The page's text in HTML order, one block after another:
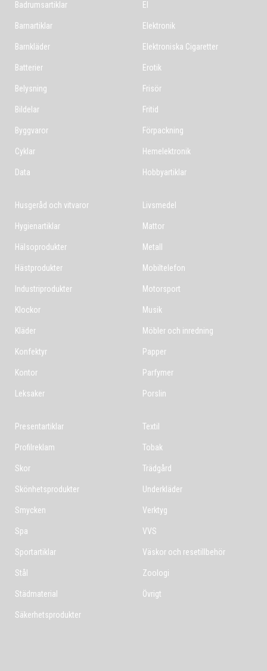
Badrumsartiklar
Barnartiklar
Barnkläder
Batterier
Belysning
Bildelar
Byggvaror
Cyklar
Data
El
Elektronik
Elektroniska Cigaretter
Erotik
Frisör
Fritid
Förpackning
Hemelektronik
Hobbyartiklar
Husgeråd och vitvaror
Hygienartiklar
Hälsoprodukter
Hästprodukter
Industriprodukter
Klockor
Kläder
Konfektyr
Kontor
Leksaker
Livsmedel
Mattor
Metall
Mobiltelefon
Motorsport
Musik
Möbler och inredning
Papper
Parfymer
Porslin
Presentartiklar
Profilreklam
Skor
Skönhetsprodukter
Smycken
Spa
Sportartiklar
Stål
Städmaterial
Säkerhetsprodukter
Textil
Tobak
Trädgård
Underkläder
Verktyg
VVS
Väskor och resetillbehör
Zoologi
Övrigt